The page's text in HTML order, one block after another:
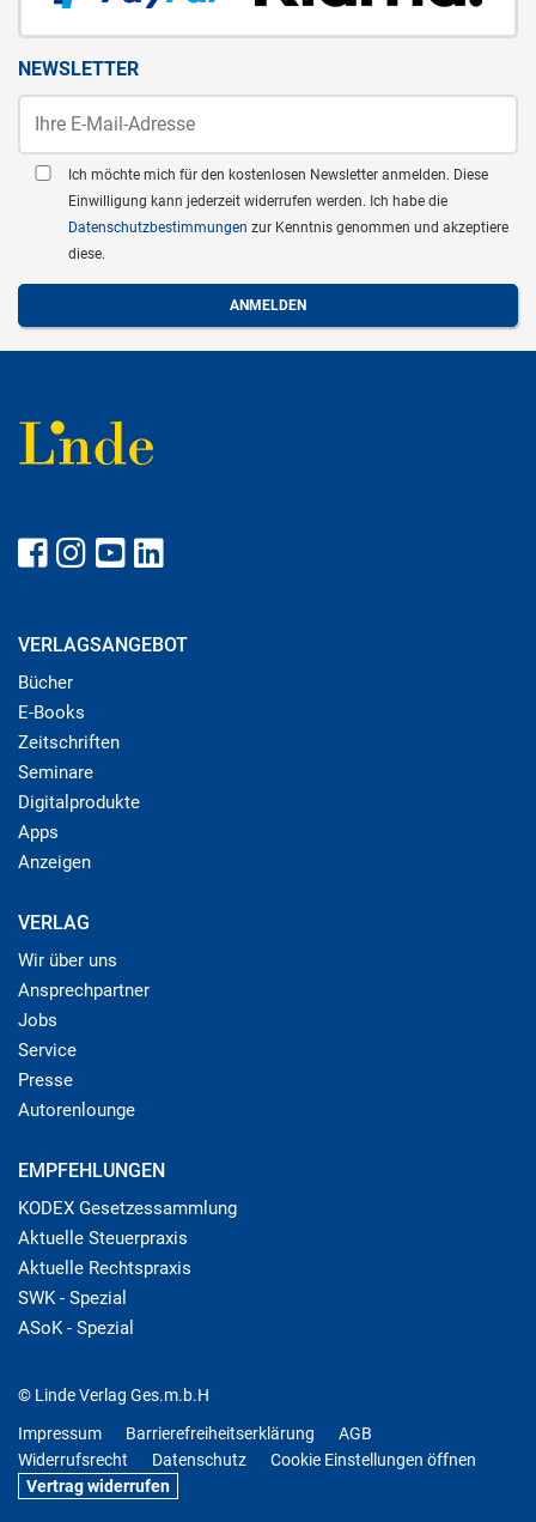
NEWSLETTER
Ich möchte mich für den kostenlosen Newsletter anmelden. Diese
Einwilligung kann jederzeit widerrufen werden. Ich habe die
Datenschutzbestimmungen zur Kenntnis genommen und akzeptiere
diese.
VERLAGSANGEBOT
Bücher
E-Books
Zeitschriften
Seminare
Digitalprodukte
Apps
Anzeigen
VERLAG
Wir über uns
Ansprechpartner
Jobs
Service
Presse
Autorenlounge
EMPFEHLUNGEN
KODEX Gesetzessammlung
Aktuelle Steuerpraxis
Aktuelle Rechtspraxis
SWK - Spezial
ASoK - Spezial
© Linde Verlag Ges.m.b.H
Impressum
Barrierefreiheitserklärung
AGB
Widerrufsrecht
Datenschutz
Cookie Einstellungen öffnen
Vertrag widerrufen